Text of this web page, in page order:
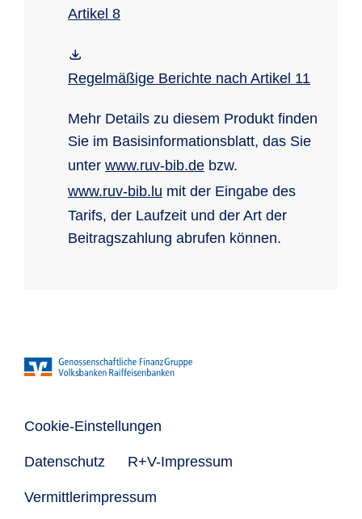
Artikel 8
Regelmäßige Berichte nach Artikel 11
Mehr Details zu diesem Produkt finden
Sie im Basisinformationsblatt, das Sie
unter www.ruv-bib.de bzw.
www.ruv-bib.lu mit der Eingabe des
Tarifs, der Laufzeit und der Art der
Beitragszahlung abrufen können.
Cookie-Einstellungen
Datenschutz R+V-Impressum
Vermittlerimpressum